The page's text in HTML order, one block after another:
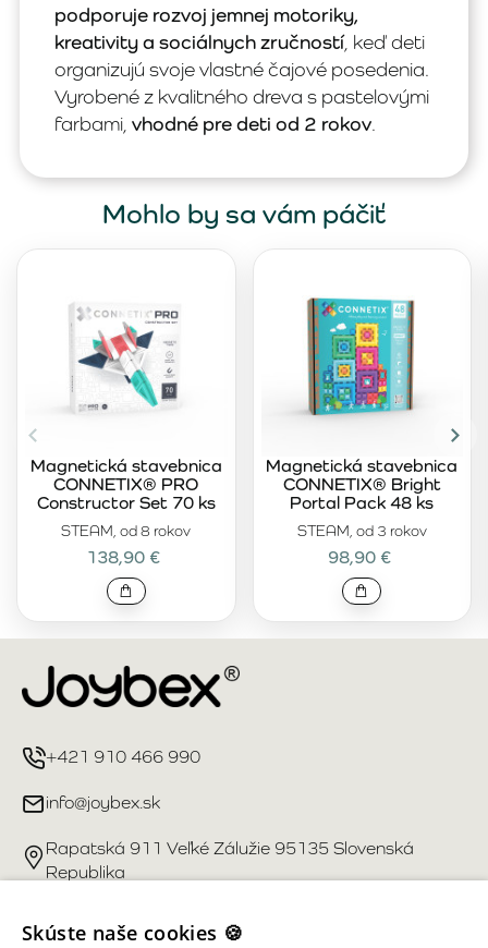
podporuje rozvoj jemnej motoriky,
kreativity a sociálnych zručností, keď deti
organizujú svoje vlastné čajové posedenia.
Vyrobené z kvalitného dreva s pastelovými
farbami, vhodné pre deti od 2 rokov.
Mohlo by sa vám páčiť
STEAM, od 8 rokov
Magnetická stavebnica
CONNETIX® PRO
Constructor Set 70 ks
138,90 €
STEAM, od 3 rokov
Magnetická stavebnica
CONNETIX® Bright
Portal Pack 48 ks
98,90 €
+421 910 466 990
info@joybex.sk
Rapatská 911 Veľké Zálužie 95135 Slovenská
Republika
Užitočné odkazy
Skúste naše cookies 🍪